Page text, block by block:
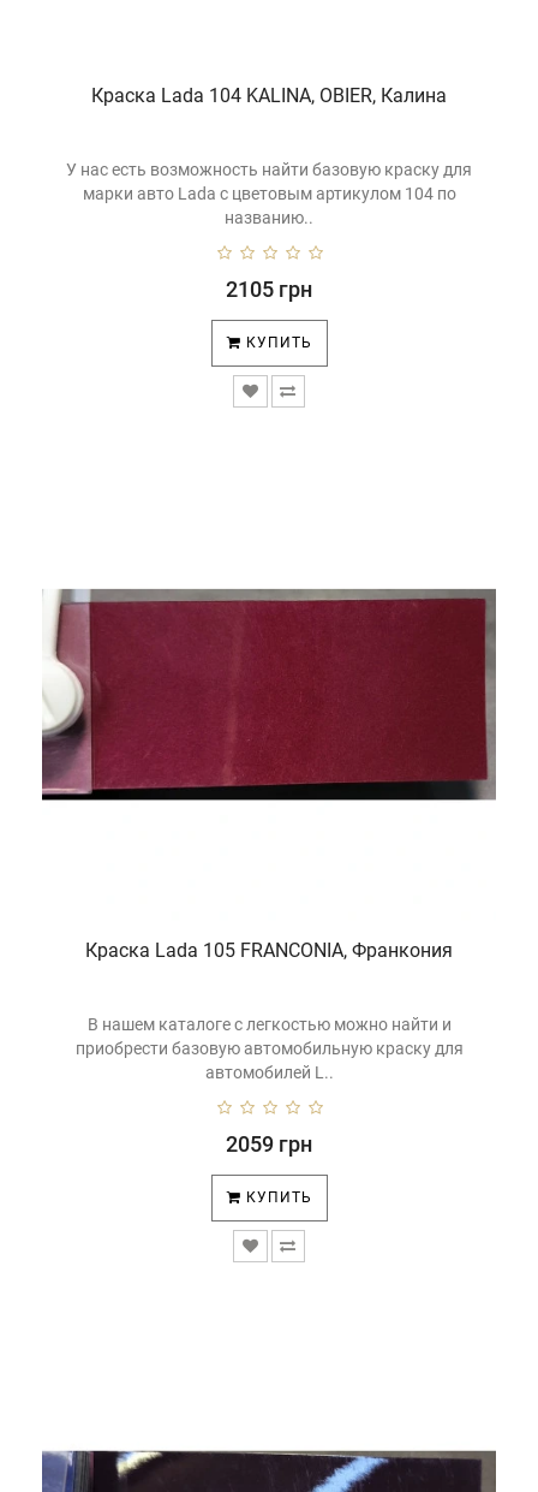
Краска Lada 104 KALINA, OBIER, Калина
У нас есть возможность найти базовую краску для
марки авто Lada с цветовым артикулом 104 по
названию..
2105 грн
КУПИТЬ
Краска Lada 105 FRANCONIA, Франкония
В нашем каталоге с легкостью можно найти и
приобрести базовую автомобильную краску для
автомобилей L..
2059 грн
КУПИТЬ